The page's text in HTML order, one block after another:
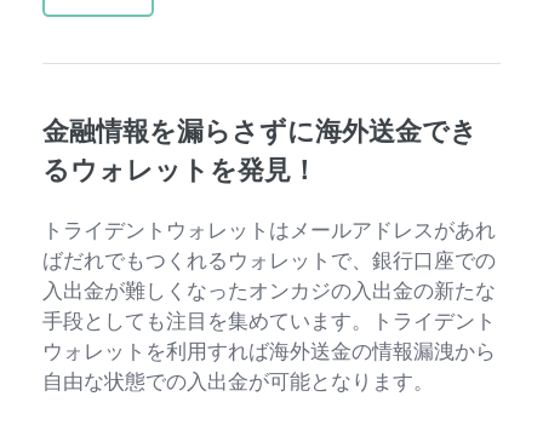
金融情報を漏らさずに海外送金でき
るウォレットを発見！
トライデントウォレットはメールアドレスがあれ
ばだれでもつくれるウォレットで、銀行口座での
入出金が難しくなったオンカジの入出金の新たな
手段としても注目を集めています。トライデント
ウォレットを利用すれば海外送金の情報漏洩から
自由な状態での入出金が可能となります。